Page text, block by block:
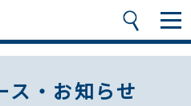
ス・お知らせ